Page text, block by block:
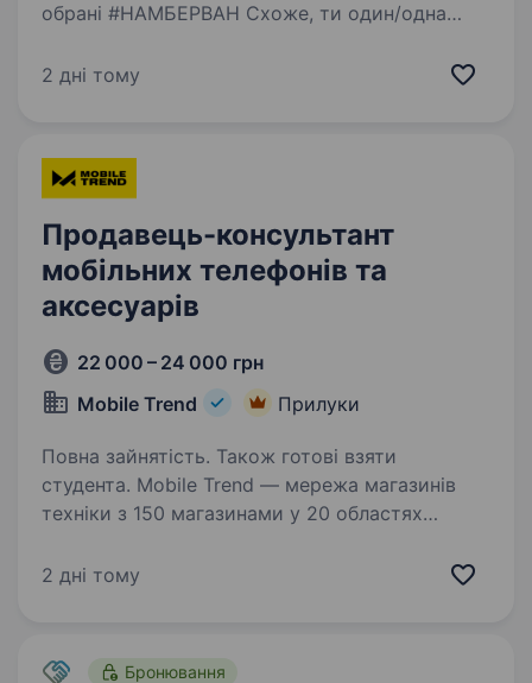
обрані #НАМБЕРВАН Схоже, ти один/одна
новинок в домашніх гаджетах та сервісах
2 дні тому
Продавець-консультант
мобільних телефонів та
аксесуарів
22 000 – 24 000 грн
Mobile Trend
Прилуки
Повна зайнятість. Також готові взяти
студента. Mobile Trend — мережа магазинів
техніки з 150 магазинами у 20 областях
Більше про нас — mobiletrend.com
2 дні тому
Бронювання